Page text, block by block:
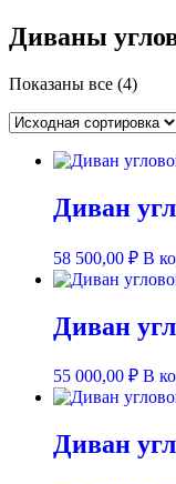
Диваны
Показаны все (4)
Диван
58 500,00 ₽ В
Диван
55 000,00 ₽ В
Диван